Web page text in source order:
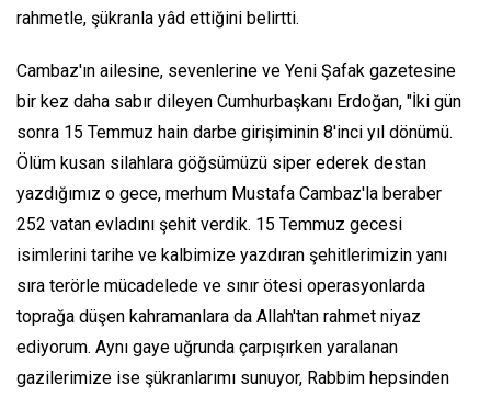
rahmetle, şükranla yâd ettiğini belirtti.
Cambaz'ın ailesine, sevenlerine ve Yeni Şafak gazetesine
bir kez daha sabır dileyen Cumhurbaşkanı Erdoğan, "İki gün
sonra 15 Temmuz hain darbe girişiminin 8'inci yıl dönümü.
Ölüm kusan silahlara göğsümüzü siper ederek destan
yazdığımız o gece, merhum Mustafa Cambaz'la beraber
252 vatan evladını şehit verdik. 15 Temmuz gecesi
isimlerini tarihe ve kalbimize yazdıran şehitlerimizin yanı
sıra terörle mücadelede ve sınır ötesi operasyonlarda
toprağa düşen kahramanlara da Allah'tan rahmet niyaz
ediyorum. Aynı gaye uğrunda çarpışırken yaralanan
gazilerimize ise şükranlarımı sunuyor, Rabbim hepsinden